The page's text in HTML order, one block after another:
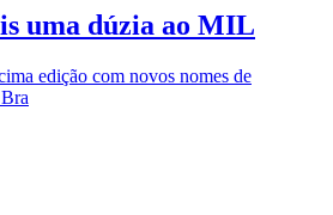
uma dúzia ao MIL
edição com novos nomes de